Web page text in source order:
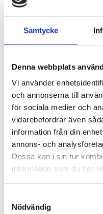
Samtycke
Denna webbplats
Vi använder
och annonserna till
för sociala medier och
vidarebefordrar även
information från din
annons- och
Dessa kan i sin tur
information som du har
Nödvändig
Campingstugor ca
2-4bäddar
Vi har 5st
Nyrenoverade/
kokvrå, kylskåp,
mm.
Toaletter och duschar
campingstugor!